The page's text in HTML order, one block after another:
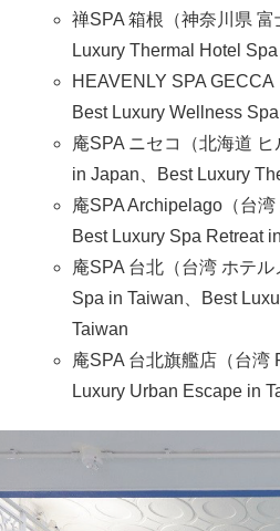
禅SPA 箱根（神奈川県
Luxury Thermal Hotel
HEAVENLY SPA
Best Luxury Wellness
庵SPA ニセコ（北海道
in Japan、Best Luxury
庵SPA Archipelago（台
Best Luxury Spa Retreat
庵SPA 台北（台湾 ホテ
Spa in Taiwan、Best
Taiwan
庵SPA 台北旗艦店（台
Luxury Urban Escape in